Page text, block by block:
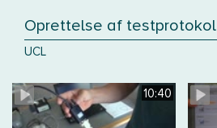
Oprettelse af testprotokol
UCL
10:40